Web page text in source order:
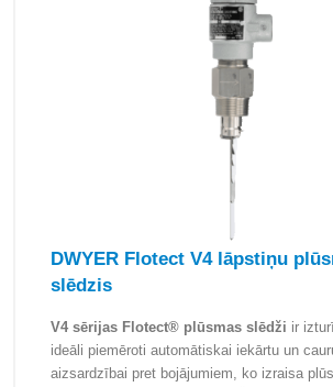
DWYER Flotect V4 lāpstiņu
slēdzis
V4 sērijas Flotect® plūsmas slēdži ir
ideāli piemēroti automātiskai iekārtu un
aizsardzībai pret bojājumiem, ko izraisa